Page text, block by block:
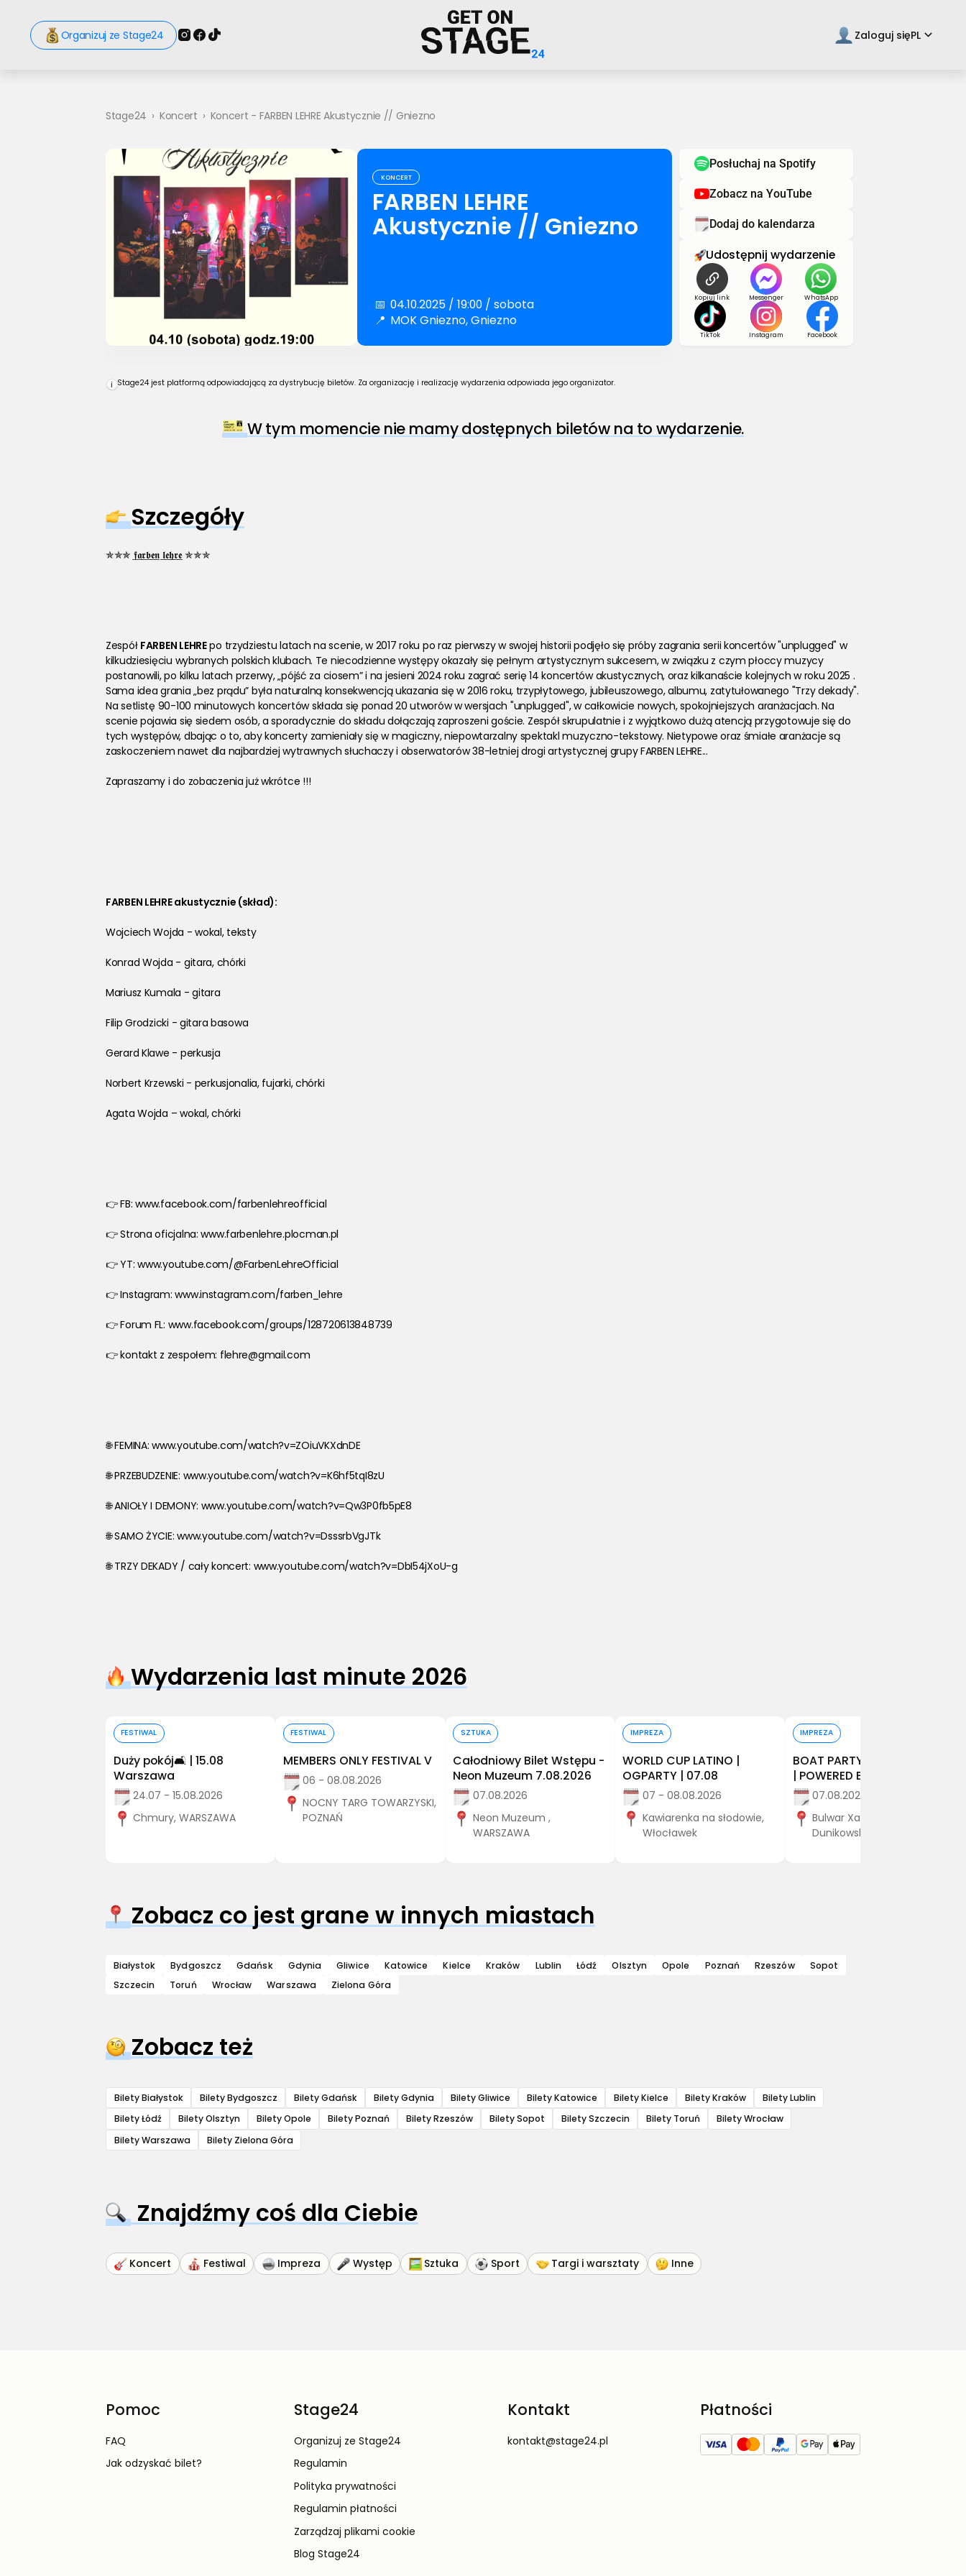
Organizuj ze Stage24 Zaloguj sięPL keyboard_arrow_down
Stage24 › Koncert › Koncert - FARBEN LEHRE Akustycznie // Gniezno
KONCERT
FARBEN LEHRE
Akustycznie // Gniezno
📅 04.10.2025 / 19:00 / sobota
📍 MOK Gniezno, Gniezno
Posłuchaj na Spotify
Zobacz na YouTube
Dodaj do kalendarza
Udostępnij wydarzenie
Kopiuj link Messenger WhatsApp
TikTok Instagram Facebook
i Stage24 jest platformą odpowiadającą za dystrybucję biletów. Za organizację i realizację wydarzenia odpowiada jego organizator.
W tym momencie nie mamy dostępnych biletów na to wydarzenie.
Szczegóły
✯✯✯ 𝖋̲𝖆̲𝖗̲𝖇̲𝖊̲𝖓̲ 𝖑̲𝖊̲𝖍̲𝖗̲𝖊̲ ✯✯✯
Zespół FARBEN LEHRE po trzydziestu latach na scenie, w 2017 roku po raz pierwszy w swojej historii podjęło się próby zagrania serii koncertów "unplugged" w
kilkudziesięciu wybranych polskich klubach. Te niecodzienne występy okazały się pełnym artystycznym sukcesem, w związku z czym płoccy muzycy
postanowili, po kilku latach przerwy, „pójść za ciosem” i na jesieni 2024 roku zagrać serię 14 koncertów akustycznych, oraz kilkanaście kolejnych w roku 2025 .
Sama idea grania „bez prądu” była naturalną konsekwencją ukazania się w 2016 roku, trzypłytowego, jubileuszowego, albumu, zatytułowanego "Trzy dekady".
Na setlistę 90-100 minutowych koncertów składa się ponad 20 utworów w wersjach "unplugged", w całkowicie nowych, spokojniejszych aranżacjach. Na
scenie pojawia się siedem osób, a sporadycznie do składu dołączają zaproszeni goście. Zespół skrupulatnie i z wyjątkowo dużą atencją przygotowuje się do
tych występów, dbając o to, aby koncerty zamieniały się w magiczny, niepowtarzalny spektakl muzyczno-tekstowy. Nietypowe oraz śmiałe aranżacje są
zaskoczeniem nawet dla najbardziej wytrawnych słuchaczy i obserwatorów 38-letniej drogi artystycznej grupy FARBEN LEHRE...
Zapraszamy i do zobaczenia już wkrótce !!!
FARBEN LEHRE akustycznie (skład):
Wojciech Wojda - wokal, teksty
Konrad Wojda - gitara, chórki
Mariusz Kumala - gitara
Filip Grodzicki - gitara basowa
Gerard Klawe - perkusja
Norbert Krzewski - perkusjonalia, fujarki, chórki
Agata Wojda – wokal, chórki
👉 FB: www.facebook.com/farbenlehreofficial
👉 Strona oficjalna: www.farbenlehre.plocman.pl
👉 YT: www.youtube.com/@FarbenLehreOfficial
👉 Instagram: www.instagram.com/farben_lehre
👉 Forum FL: www.facebook.com/groups/128720613848739
👉 kontakt z zespołem: flehre@gmail.com
🌐 FEMINA: www.youtube.com/watch?v=ZOiuVKXdnDE
🌐 PRZEBUDZENIE: www.youtube.com/watch?v=K6hf5tqI8zU
🌐 ANIOŁY I DEMONY: www.youtube.com/watch?v=Qw3P0fb5pE8
🌐 SAMO ŻYCIE: www.youtube.com/watch?v=DsssrbVgJTk
🌐 TRZY DEKADY / cały koncert: www.youtube.com/watch?v=DbI54jXoU-g
Wydarzenia last minute 2026
FESTIWAL
Duży pokój🛋️ | 15.08
Warszawa
24.07 - 15.08.2026
Chmury, WARSZAWA
FESTIWAL
MEMBERS ONLY FESTIVAL V
06 - 08.08.2026
NOCNY TARG TOWARZYSKI,
POZNAŃ
SZTUKA
Całodniowy Bilet Wstępu -
Neon Muzeum 7.08.2026
07.08.2026
Neon Muzeum ,
WARSZAWA
IMPREZA
WORLD CUP LATINO |
OGPARTY | 07.08
07 - 08.08.2026
Kawiarenka na słodowie,
Włocławek
IMPREZA
BOAT PARTY III – DJ MATYS
| POWERED BY RED BULL
07.08.2026
Bulwar Xawerego
Dunikowskiego, WROCŁAW
Zobacz co jest grane w innych miastach
Białystok Bydgoszcz Gdańsk Gdynia Gliwice Katowice Kielce Kraków Lublin Łódź Olsztyn Opole Poznań Rzeszów
Sopot
Szczecin
Toruń Wrocław Warszawa Zielona Góra
Zobacz też
Bilety Białystok Bilety Bydgoszcz Bilety Gdańsk Bilety Gdynia Bilety Gliwice Bilety Katowice Bilety Kielce Bilety Kraków
Bilety Lublin
Bilety Łódź
Bilety Olsztyn Bilety Opole Bilety Poznań Bilety Rzeszów Bilety Sopot Bilety Szczecin Bilety Toruń
Bilety Wrocław
Bilety Warszawa
Bilety Zielona Góra
Znajdźmy coś dla Ciebie
Koncert Festiwal Impreza Występ Sztuka Sport Targi i warsztaty Inne
Pomoc
FAQ
Jak odzyskać bilet?
Stage24
Organizuj ze Stage24
Regulamin
Polityka prywatności
Regulamin płatności
Zarządzaj plikami cookie
Blog Stage24
Kontakt
kontakt@stage24.pl
Płatności